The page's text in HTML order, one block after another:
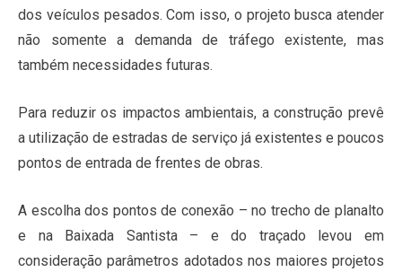
dos veículos pesados. Com isso, o projeto busca atender
não somente a demanda de tráfego existente, mas
também necessidades futuras.
Para reduzir os impactos ambientais, a construção prevê
a utilização de estradas de serviço já existentes e poucos
pontos de entrada de frentes de obras.
A escolha dos pontos de conexão – no trecho de planalto
e na Baixada Santista – e do traçado levou em
consideração parâmetros adotados nos maiores projetos